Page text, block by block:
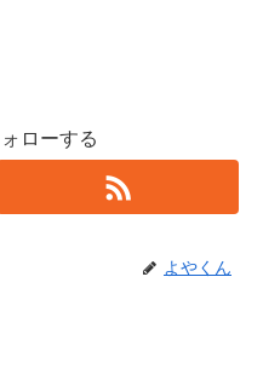
ローする
よやくん